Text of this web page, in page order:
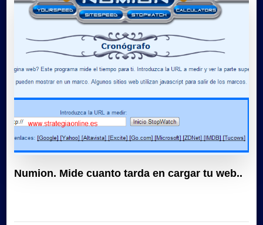
Numion. Mide cuanto tarda en cargar tu web..